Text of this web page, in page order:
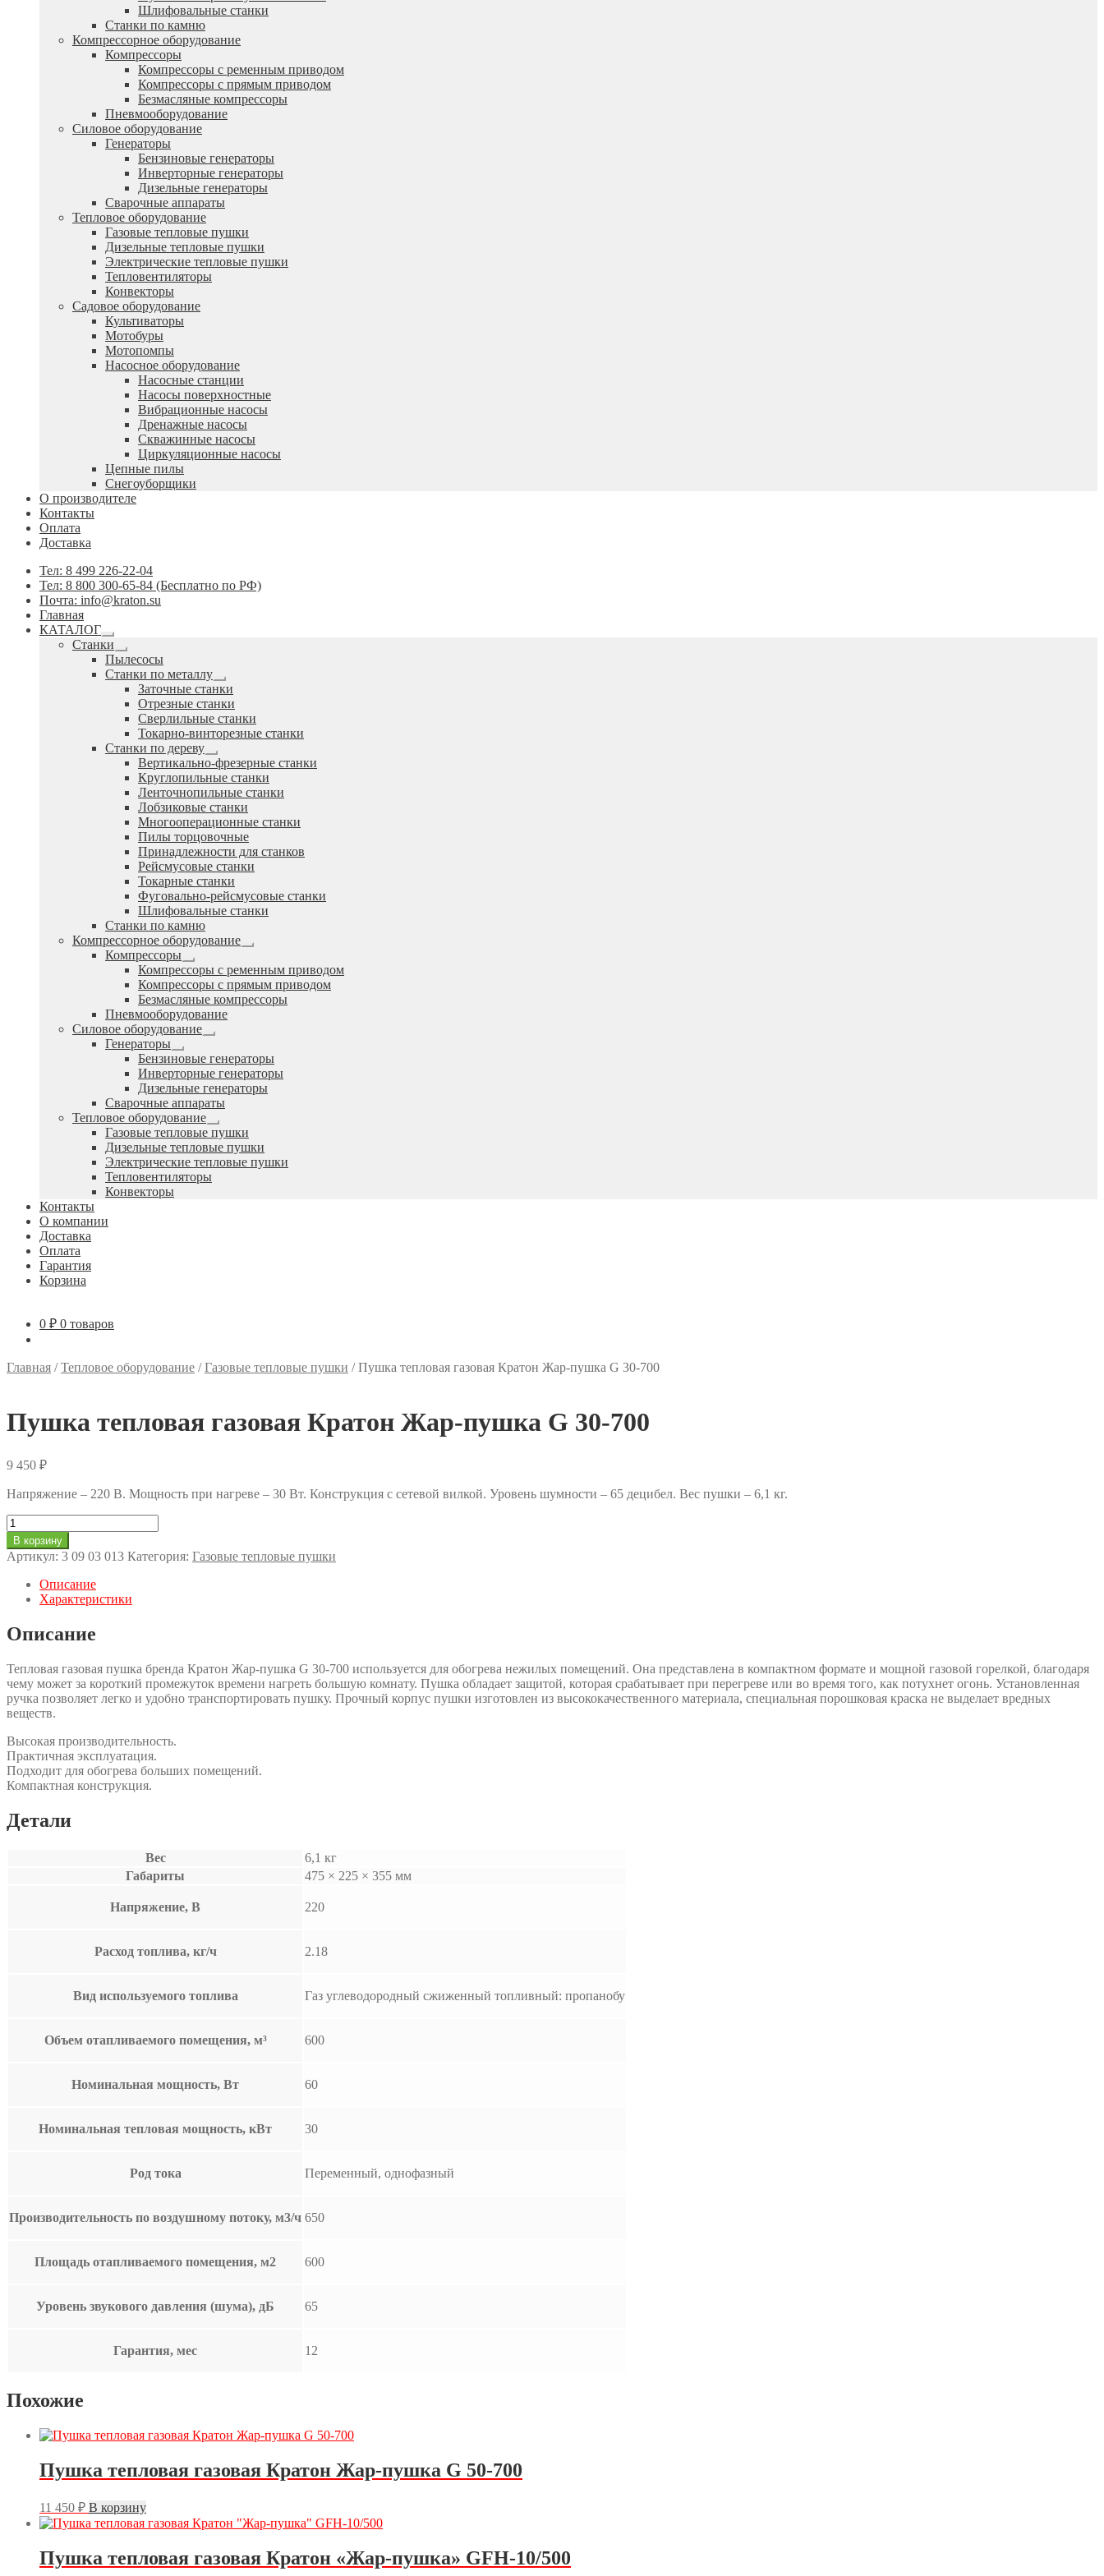
Шлифовальные станки
Станки по камню
Компрессорное оборудование
Компрессоры
Компрессоры с ременным приводом
Компрессоры с прямым приводом
Безмасляные компрессоры
Пневмооборудование
Силовое оборудование
Генераторы
Бензиновые генераторы
Инверторные генераторы
Дизельные генераторы
Сварочные аппараты
Тепловое оборудование
Газовые тепловые пушки
Дизельные тепловые пушки
Электрические тепловые пушки
Тепловентиляторы
Конвекторы
Садовое оборудование
Культиваторы
Мотобуры
Мотопомпы
Насосное оборудование
Насосные станции
Насосы поверхностные
Вибрационные насосы
Дренажные насосы
Скважинные насосы
Циркуляционные насосы
Цепные пилы
Снегоуборщики
О производителе
Контакты
Оплата
Доставка
Тел: 8 499 226-22-04
Тел: 8 800 300-65-84 (Бесплатно по РФ)
Почта: info@kraton.su
Главная
КАТАЛОГ
Развернутое
вложенное
меню
Станки
Развернутое
вложенное
меню
Пылесосы
Станки по металлу
Развернутое
вложенное
меню
Заточные станки
Отрезные станки
Сверлильные станки
Токарно-винторезные станки
Станки по дереву
Развернутое
вложенное
меню
Вертикально-фрезерные станки
Круглопильные станки
Ленточнопильные станки
Лобзиковые станки
Многооперационные станки
Пилы торцовочные
Принадлежности для станков
Рейсмусовые станки
Токарные станки
Фуговально-рейсмусовые станки
Шлифовальные станки
Станки по камню
Компрессорное оборудование
Развернутое
меню
Компрессоры
Развернутое
вложенное
меню
Компрессоры с ременным приводом
Компрессоры с прямым приводом
Безмасляные компрессоры
Пневмооборудование
Силовое оборудование
Развернутое
меню
Генераторы
Развернутое
вложенное
меню
Бензиновые генераторы
Инверторные генераторы
Дизельные генераторы
Сварочные аппараты
Тепловое оборудование
Развернутое
вложенное
меню
Газовые тепловые пушки
Дизельные тепловые пушки
Электрические тепловые пушки
Тепловентиляторы
Конвекторы
Контакты
О компании
Доставка
Оплата
Гарантия
Корзина
0 ₽ 0 товаров
Главная /Тепловое оборудование /Газовые тепловые пушки /Пушка тепловая газовая Кратон Жар-пушка G 30-700
Пушка тепловая газовая Кратон Жар-пушка G 30-700
9 450 ₽
Напряжение – 220 В. Мощность при нагреве – 30 Вт. Конструкция с сетевой вилкой. Уровень шумности – 65 децибел. Вес пушки – 6,1 кг.
Количество
товара
Пушка
тепловая
газовая
Кратон
пушка
G
700
В корзину
Артикул: 3 09 03 013 Категория: Газовые тепловые пушки
Описание
Характеристики
Описание
Тепловая газовая пушка бренда Кратон Жар-пушка G 30-700 используется для обогрева нежилых помещений. Она представлена в компактном формате и мощной газовой горелкой, благодаря
чему может за короткий промежуток времени нагреть большую комнату. Пушка обладает защитой, которая срабатывает при перегреве или во время того, как потухнет огонь. Установленная
ручка позволяет легко и удобно транспортировать пушку. Прочный корпус пушки изготовлен из высококачественного материала, специальная порошковая краска не выделает вредных
веществ.
Высокая производительность.
Практичная эксплуатация.
Подходит для обогрева больших помещений.
Компактная конструкция.
Детали
Вес
6,1 кг
Габариты
475 × 225 × 355 мм
Напряжение, В 220
Расход топлива, кг/ч 2.18
Вид используемого топлива Газ углеводородный сжиженный топливный: пропанобу
Объем отапливаемого помещения, м³ 600
Номинальная мощность, Вт 60
Номинальная тепловая мощность, кВт 30
Род тока Переменный, однофазный
Производительность по воздушному потоку, м3/ч 650
Площадь отапливаемого помещения, м2 600
Уровень звукового давления (шума), дБ 65
Гарантия, мес 12
Похожие
Пушка тепловая газовая Кратон Жар-пушка G 50-700
11 450 ₽ В корзину
Пушка тепловая газовая Кратон «Жар-пушка» GFH-10/500